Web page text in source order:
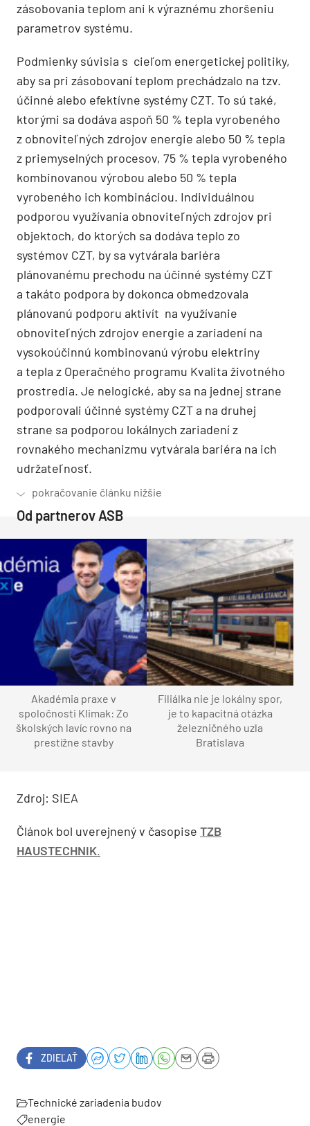
zásobovania teplom ani k výraznému zhoršeniu
parametrov systému.
Podmienky súvisia s cieľom energetickej politiky,
aby sa pri zásobovaní teplom prechádzalo na tzv.
účinné alebo efektívne systémy CZT. To sú také,
ktorými sa dodáva aspoň 50 % tepla vyrobeného
z obnoviteľných zdrojov energie alebo 50 % tepla
z priemyselných procesov, 75 % tepla vyrobeného
kombinovanou výrobou alebo 50 % tepla
vyrobeného ich kombináciou. Individuálnou
podporou využívania obnoviteľných zdrojov pri
objektoch, do ktorých sa dodáva teplo zo
systémov CZT, by sa vytvárala bariéra
plánovanému prechodu na účinné systémy CZT
a takáto podpora by dokonca obmedzovala
plánovanú podporu aktivít na využívanie
obnoviteľných zdrojov energie a zariadení na
vysokoúčinnú kombinovanú výrobu elektriny
a tepla z Operačného programu Kvalita životného
prostredia. Je nelogické, aby sa na jednej strane
podporovali účinné systémy CZT a na druhej
strane sa podporou lokálnych zariadení z
rovnakého mechanizmu vytvárala bariéra na ich
udržateľnosť.
Od partnerov ASB
Akadémia praxe v
spoločnosti Klimak: Zo
školských lavíc rovno na
prestížne stavby
Filiálka nie je lokálny spor,
je to kapacitná otázka
železničného uzla
Bratislava
Zdroj: SIEA
Článok bol uverejnený v časopise TZB
HAUSTECHNIK.
ZDIEĽAŤ
Technické zariadenia budov
energie